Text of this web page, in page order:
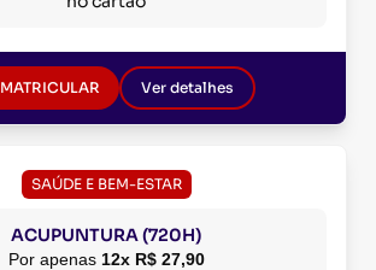
MATRICULAR Ver detalhes
SAÚDE E BEM-ESTAR
ACUPUNTURA (720H)
Por apenas 12x R$ 27,90